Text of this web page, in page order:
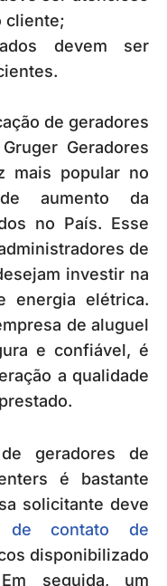
cliente;
devem ser
de geradores
Geradores
mais popular no
aumento da
no País. Esse
de
investir na
energia elétrica.
de aluguel
e confiável, é
a qualidade
geradores de
é bastante
solicitante deve
de contato de
disponibilizado
seguida, um